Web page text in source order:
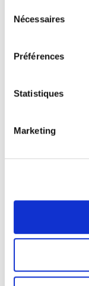
Nécessaires
Préférences
Statistiques
Marketing